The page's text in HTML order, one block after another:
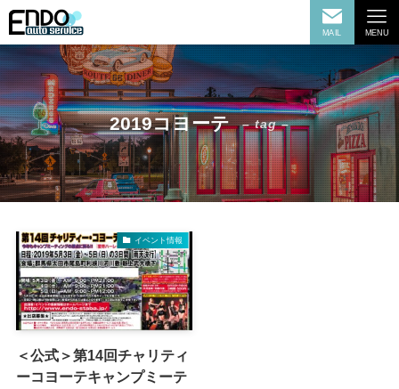
MAIL MENU
2019コヨーテ – tag –
イベント情報
＜公式＞第14回チャリティ
ーコヨーテキャンプミーテ